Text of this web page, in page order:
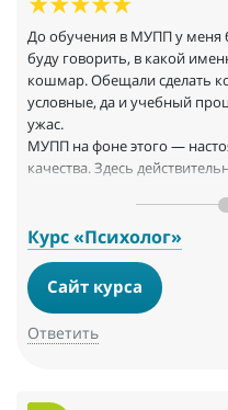
До обучения в МУПП у меня
буду говорить, в какой
кошмар. Обещали сделать
условные, да и учебный
ужас.
МУПП на фоне этого —
качества. Здесь
Отдельную благодарность
имени Виктор. Человек
очень терпелив и
объясняет и помогает.
операторам — настоящие
Курс «Психолог»
Сайт курса
Ответить